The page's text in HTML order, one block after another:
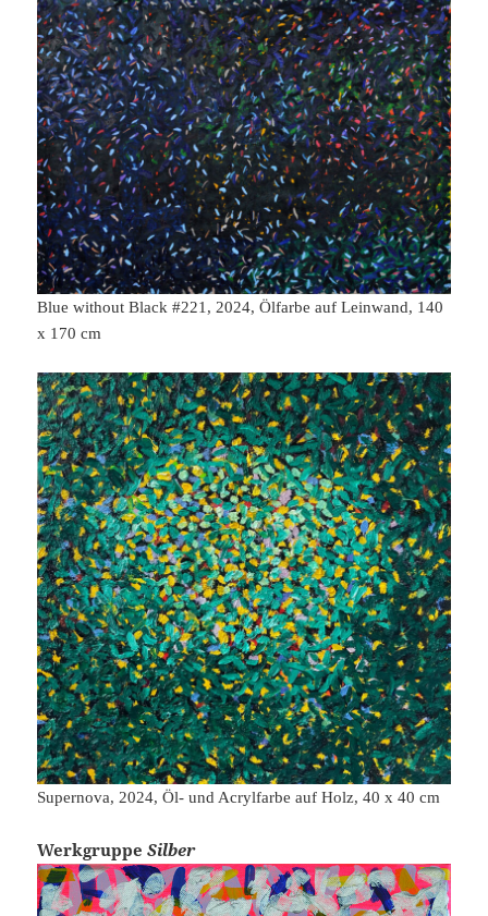
Blue without Black #221, 2024, Ölfarbe auf Leinwand, 140
x 170 cm
Supernova, 2024, Öl- und Acrylfarbe auf Holz, 40 x 40 cm
WerkgruppeSilber